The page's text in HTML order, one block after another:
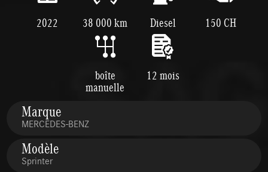
2022 38 000 km Diesel 150 CH
boîte
manuelle
12 mois
Marque
MERCEDES-BENZ
Modèle
Sprinter